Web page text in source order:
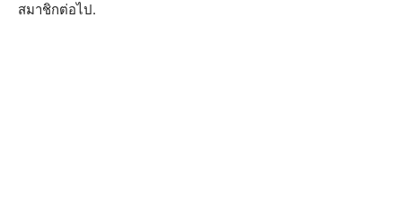
สมาชิกต่อไป.